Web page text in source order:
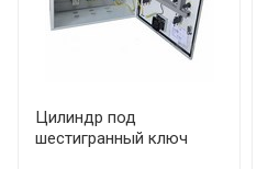
Цилиндр под
шестигранный ключ